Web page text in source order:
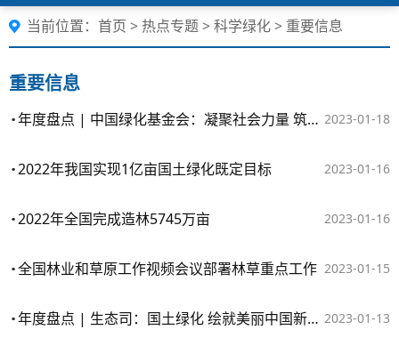
当前位置： 首页 > 热点专题>科学绿化>重要信息
重要信息
2023-01-18
年度盘点 | 中国绿化基金会：凝聚社会力量 筑梦生态中国
2023-01-16
2022年我国实现1亿亩国土绿化既定目标
2023-01-16
2022年全国完成造林5745万亩
2023-01-15
全国林业和草原工作视频会议部署林草重点工作
2023-01-13
年度盘点 | 生态司：国土绿化 绘就美丽中国新画卷